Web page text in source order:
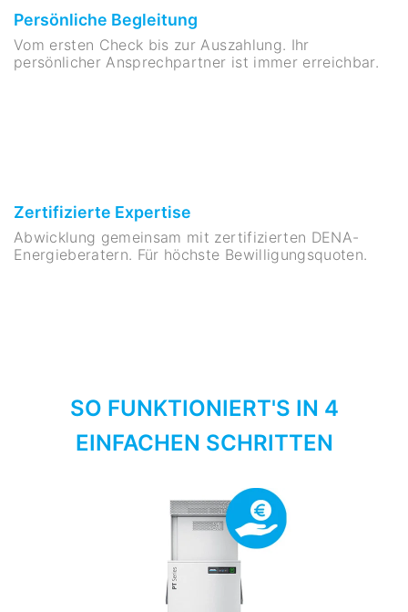
Persönliche Begleitung
Vom ersten Check bis zur Auszahlung. Ihr
persönlicher Ansprechpartner ist immer erreichbar.
Zertifizierte Expertise
Abwicklung gemeinsam mit zertifizierten DENA-
Energieberatern. Für höchste Bewilligungsquoten.
SO FUNKTIONIERT'S IN 4
EINFACHEN SCHRITTEN